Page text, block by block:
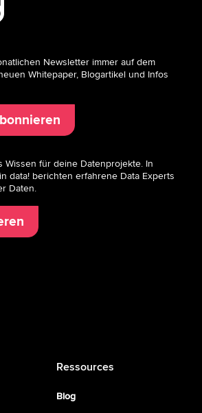
Newsletter immer auf dem
Whitepaper, Blogartikel und Infos
Wissen für deine Datenprojekte. In
data! berichten erfahrene Data Experts
Daten.
Ressources
Blog